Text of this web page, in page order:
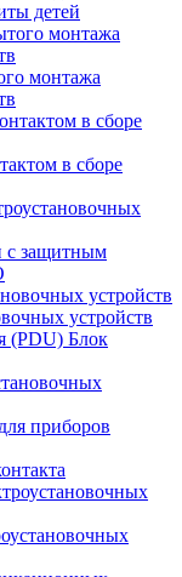
детей
монтажа
в сборе
с защитным
устройств
Блок
приборов